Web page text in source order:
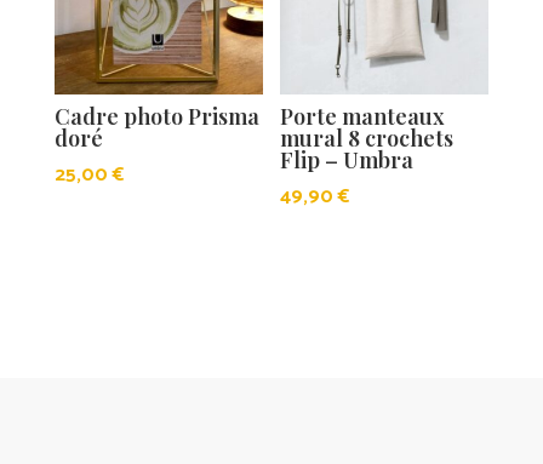
Cadre photo Prisma
doré
25,00€
Porte manteaux
mural 8 crochets
Flip – Umbra
49,90€